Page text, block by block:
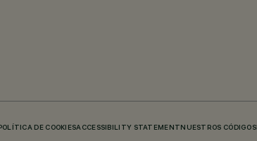
POLÍTICA DE COOKIESACCESSIBILITY STATEMENT NUESTROS CÓDIGOS